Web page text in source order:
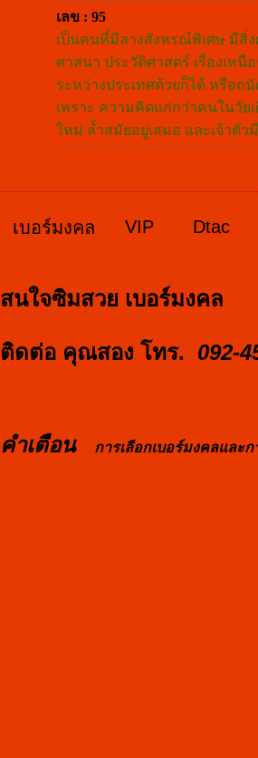
เลข : 95
เป็นคนที่มีลางสังหรณ์พิเศษ มีสิ่
ศาสนา ประวัติศาสตร์ เรื่องเห
ระหว่างประเทศด้วยก็ได้ หรือ
เพราะ ความคิดแก่กว่าคนในวั
ใหม่ ล้ำสมัยอยู่เสมอ และเจ้าตั
เบอร์มงคล VIP Dtac
สนใจซิมสวย เบอร์มงคล
ติดต่อ คุณสอง โทร. 092-
คำเตือน การเลือกเบอร์มงคลและ